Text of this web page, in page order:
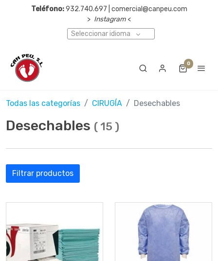
Teléfono:932.740.697 | comercial@canpeu.com
> Instagram <
Seleccionar idioma
0
Todas las categorías CIRUGÍA Desechables
Desechables (15 )
Filtrar productos